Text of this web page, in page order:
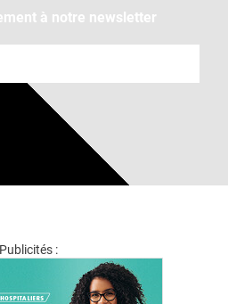
à notre newsletter
Publicités :